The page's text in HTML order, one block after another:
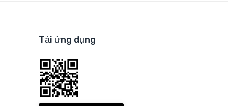
Tải ứng dụng